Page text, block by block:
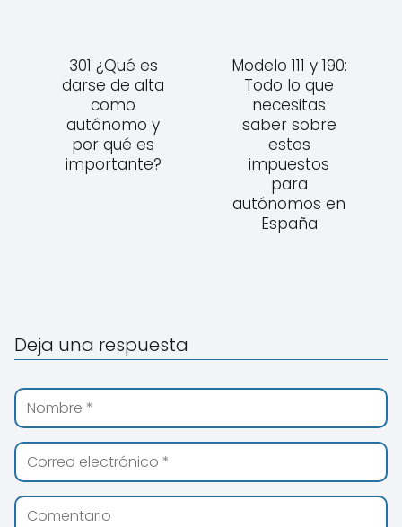
301 ¿Qué es
darse de alta
como
autónomo y
por qué es
importante?
Modelo 111 y 190:
Todo lo que
necesitas
saber sobre
estos
impuestos
para
autónomos en
España
Deja una respuesta